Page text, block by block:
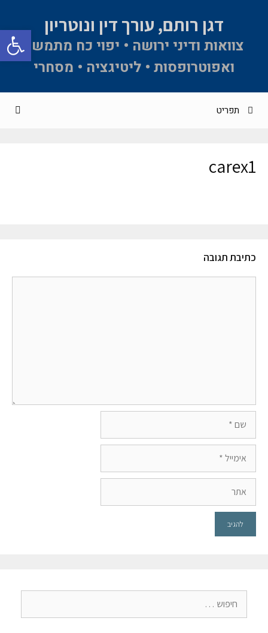
פתח דגן רותם, עורך דין ונוטריון
צוואות ודיני ירושה • יפוי כח מתמשך
ואפוטרופסות • ליטיגציה • מסחרי
תפריט
carex1
כתיבת תגובה